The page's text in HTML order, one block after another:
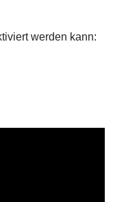
werden kann: